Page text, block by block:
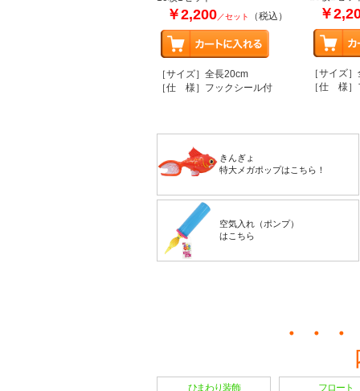
￥2,200／セット （税込）
［サイズ］全長20cm
［仕 様］フックシール付
￥
［サイズ
［仕 様］
きんぎょ
特大メガポップはこちら！
空気入れ（ポンプ）
はこちら
ひまわり装飾 フロート